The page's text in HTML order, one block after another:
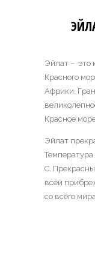
Эйлат – это
Красного
Африки.
Красное
Эйлат
Температура
С.
всей
со всего мира.